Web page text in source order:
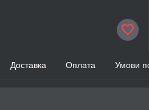
Доставка Оплата Умови